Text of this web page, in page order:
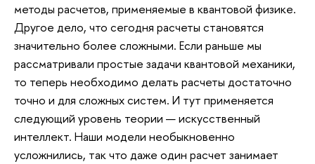
методы расчетов, применяемые в квантовой физике.
Другое дело, что сегодня расчеты становятся
значительно более сложными. Если раньше мы
рассматривали простые задачи квантовой механики,
то теперь необходимо делать расчеты достаточно
точно и для сложных систем. И тут применяется
следующий уровень теории — искусственный
интеллект. Наши модели необыкновенно
усложнились, так что даже один расчет занимает